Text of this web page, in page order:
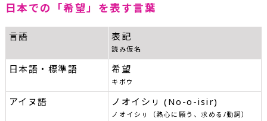
日本での「希望」を表す言葉
言語 表記
読み仮名
日本語・標準語 希望
キボウ
アイヌ語 ノオイシㇼ (No-o-isir)
ノオイシㇼ（熱心に願う、求める/動詞）